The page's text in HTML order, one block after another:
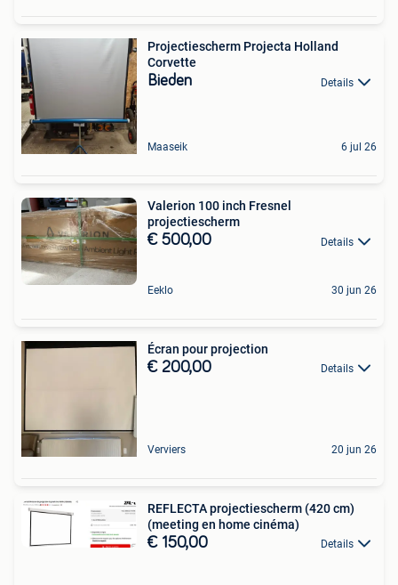
Projectiescherm Projecta Holland
Corvette
Bieden Details
Maaseik 6 jul 26
Valerion 100 inch Fresnel
projectiescherm
€ 500,00 Details
Eeklo 30 jun 26
Écran pour projection
€ 200,00 Details
Verviers 20 jun 26
REFLECTA projectiescherm (420 cm)
(meeting en home cinéma)
€ 150,00 Details